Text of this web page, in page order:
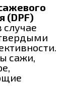
(DPF)
случае
сажи,